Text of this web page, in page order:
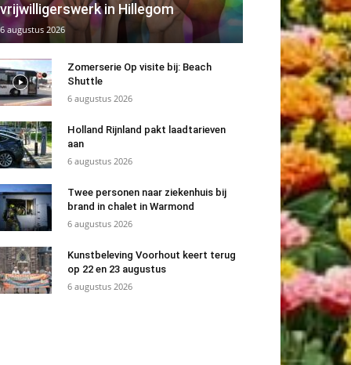
vrijwilligerswerk in Hillegom
6 augustus 2026
Zomerserie Op visite bij: Beach
Shuttle
6 augustus 2026
Holland Rijnland pakt laadtarieven
aan
6 augustus 2026
Twee personen naar ziekenhuis bij
brand in chalet in Warmond
6 augustus 2026
Kunstbeleving Voorhout keert terug
op 22 en 23 augustus
6 augustus 2026